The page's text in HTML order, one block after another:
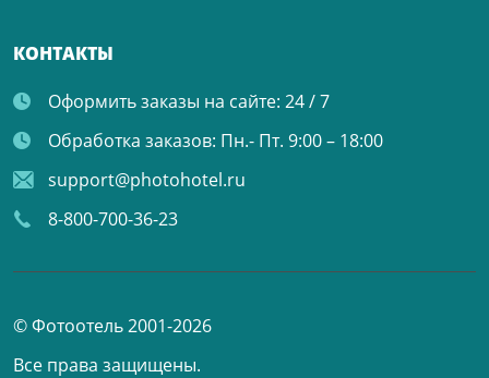
КОНТАКТЫ
Оформить заказы на сайте: 24 / 7
Обработка заказов: Пн.- Пт. 9:00 – 18:00
support@photohotel.ru
8-800-700-36-23
© Фотоотель 2001-2026
Все права защищены.